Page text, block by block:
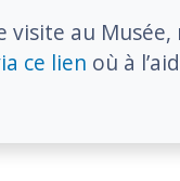
visite au
ce lien où à